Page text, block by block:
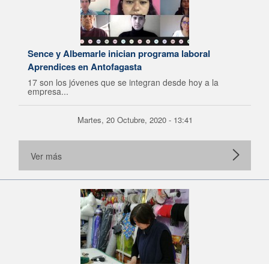
Sence y Albemarle inician programa laboral
Aprendices en Antofagasta
17 son los jóvenes que se integran desde hoy a la
empresa...
Martes, 20 Octubre, 2020 - 13:41
Ver más